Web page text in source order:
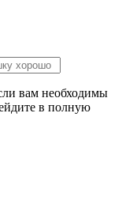
вам необходимы
в полную